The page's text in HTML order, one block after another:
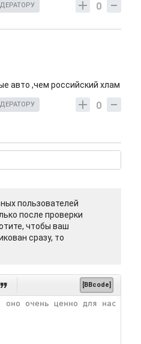
0
авто ,чем российский хлам
0
пользователей
после проверки
чтобы ваш
сразу, то
 [BBcode]